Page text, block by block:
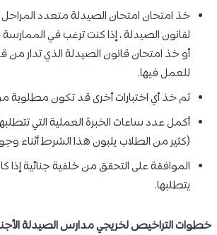
لقانون الصيدلة ، إذا كنت ترغب في
أو خذ امتحان قانون الصيدلة الذي تدار من
للعمل فيها.
ثم خذ أي اختبارات أخرى قد تكون مطلوبة
أكمل عدد ساعات الخبرة العملية التي
(كثير من الطلاب يلبون هذا الشرط أثناء
الموافقة على التحقق من خلفية جنائية
يتطلبها.
خطوات التراخيص لخريجي مدارس الصيدلة